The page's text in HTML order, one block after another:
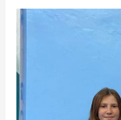
Levando
Crédito
até
Você!